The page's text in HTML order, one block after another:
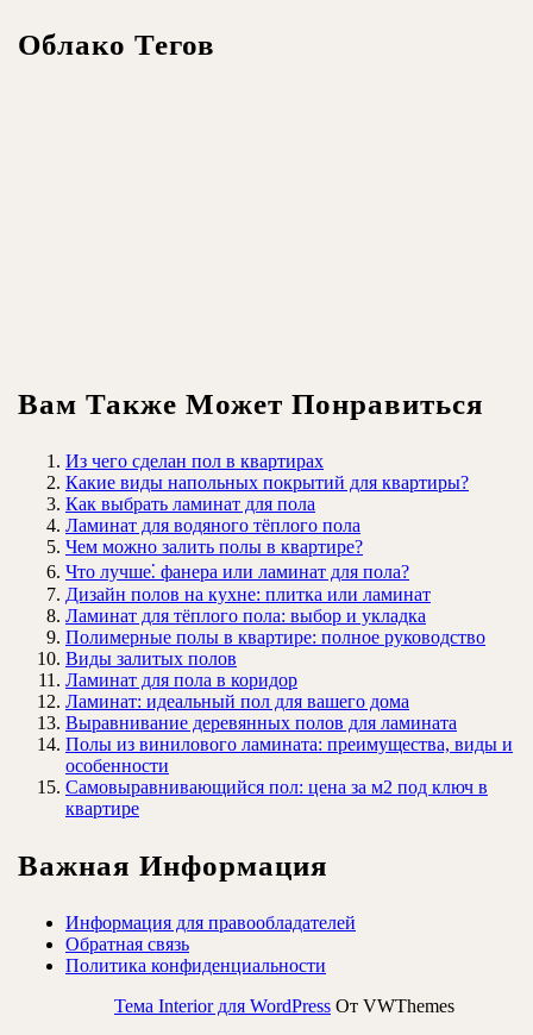
Облако Тегов
Вам Также Может Понравиться
Из чего сделан пол в квартирах
Какие виды напольных покрытий для квартиры?
Как выбрать ламинат для пола
Ламинат для водяного тёплого пола
Чем можно залить полы в квартире?
Что лучше⁚ фанера или ламинат для пола?
Дизайн полов на кухне: плитка или ламинат
Ламинат для тёплого пола: выбор и укладка
Полимерные полы в квартире: полное руководство
Виды залитых полов
Ламинат для пола в коридор
Ламинат: идеальный пол для вашего дома
Выравнивание деревянных полов для ламината
Полы из винилового ламината: преимущества, виды и
особенности
Самовыравнивающийся пол: цена за м2 под ключ в
квартире
Важная Информация
Информация для правообладателей
Обратная связь
Политика конфиденциальности
Тема Interior для WordPress От VWThemes